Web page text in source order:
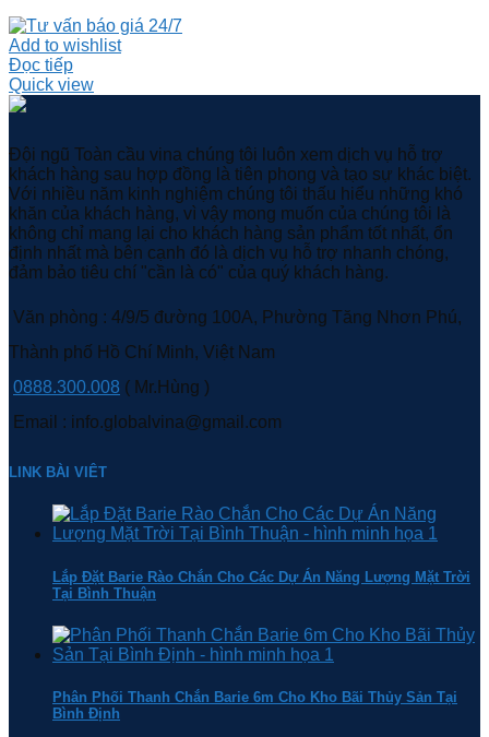
Add to wishlist
Đọc tiếp
Quick view
Đội ngũ Toàn cầu vina chúng tôi luôn xem dịch vụ hỗ trợ
khách hàng sau hợp đồng là tiên phong và tạo sự khác biệt.
Với nhiều năm kinh nghiệm chúng tôi thấu hiểu những khó
khăn của khách hàng, vì vậy mong muốn của chúng tôi là
không chỉ mang lại cho khách hàng sản phẩm tốt nhất, ổn
định nhất mà bên cạnh đó là dịch vụ hỗ trợ nhanh chóng,
đảm bảo tiêu chí "cần là có" của quý khách hàng.
Văn phòng : 4/9/5 đường 100A, Phường Tăng Nhơn Phú,
Thành phố Hồ Chí Minh, Việt Nam
0888.300.008 ( Mr.Hùng )
Email : info.globalvina@gmail.com
LINK BÀI VIÊT
Lắp Đặt Barie Rào Chắn Cho Các Dự Án Năng Lượng Mặt Trời
Tại Bình Thuận
Phân Phối Thanh Chắn Barie 6m Cho Kho Bãi Thủy Sản Tại
Bình Định